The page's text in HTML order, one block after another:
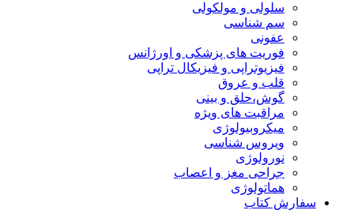
سلولی و مولکولی
سم شناسی
عفونی
فوریت های پزشکی و اورژانس
فیزیوتراپی و فیزیکال تراپی
قلب و عروق
گوش،حلق و بینی
مراقبت های ویژه
میکروبیولوژی
ویروس شناسی
نورولوژی
جراحی مغز و اعصاب
هماتولوژی
سفارش کتاب